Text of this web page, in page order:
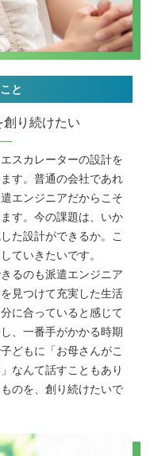
と
り続けたい
スカレーターの設計を
す。普通の会社であれ
エンジニアだからこそ
す。今の課題は、いか
た設計ができるか。こ
ていきたいです。
るのも派遣エンジニア
見つけて充実した生活
に合っていると感じて
、一番手がかかる時期
どもに「お母さんがこ
なんて話すこともあり
のを、創り続けたいで